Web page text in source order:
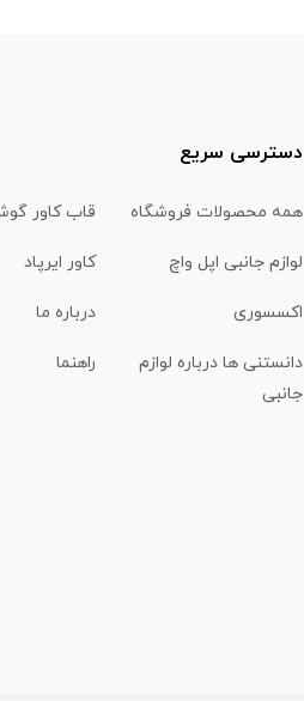
دسترسی سریع
همه محصولات فروشگاه قاب کاور
لوازم جانبی اپل واچ کاور ایرپاد
اکسسوری درباره ما
دانستنی ها درباره لوازم
جانبی
راهنما